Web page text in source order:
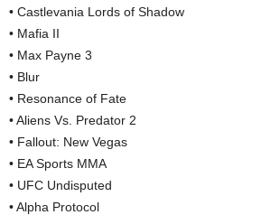
• Castlevania Lords of Shadow
• Mafia II
• Max Payne 3
• Blur
• Resonance of Fate
• Aliens Vs. Predator 2
• Fallout: New Vegas
• EA Sports MMA
• UFC Undisputed
• Alpha Protocol